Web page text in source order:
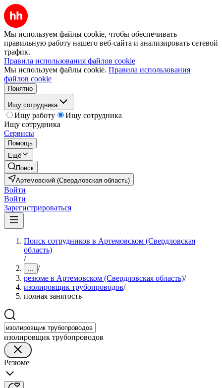
Мы используем файлы cookie, чтобы обеспечивать
правильную работу нашего веб-сайта и анализировать сетевой
трафик.
Правила использования файлов cookie
Мы используем файлы cookie. Правила использования
файлов cookie
Понятно
Ищу сотрудника
Ищу работу
Ищу сотрудника
Ищу сотрудника
Сервисы
Помощь
Ещё
Поиск
Артемовский (Свердловская область)
Войти
Войти
Зарегистрироваться
Поиск сотрудников в Артемовском (Свердловская
область)
/
... /
резюме в Артемовском (Свердловская область)/
изолировщик трубопроводов/
полная занятость
изолировщик трубопроводов
Резюме